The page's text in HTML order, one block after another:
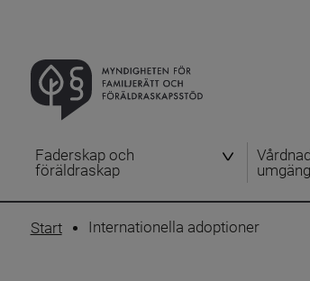
Faderskap och
föräldraskap
Start Internationella adoptioner